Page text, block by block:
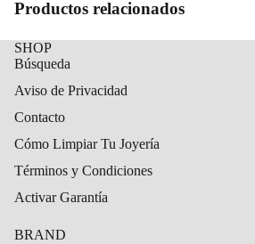
Productos relacionados
SHOP
Búsqueda
Aviso de Privacidad
Contacto
Cómo Limpiar Tu Joyería
Términos y Condiciones
Activar Garantía
BRAND